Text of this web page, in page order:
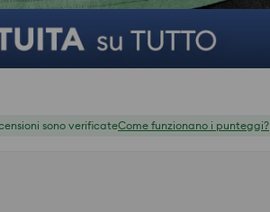
sono verificateCome funzionano i punteggi?